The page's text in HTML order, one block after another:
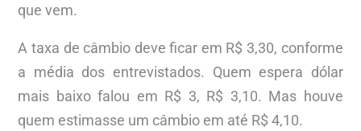
que vem.
A taxa de câmbio deve ficar em R$ 3,30, conforme
a média dos entrevistados. Quem espera dólar
mais baixo falou em R$ 3, R$ 3,10. Mas houve
quem estimasse um câmbio em até R$ 4,10.